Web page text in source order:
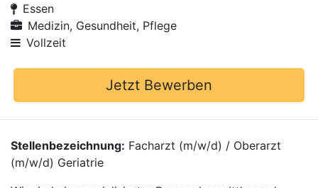
Essen
Medizin, Gesundheit, Pflege
Vollzeit
Jetzt Bewerben
Stellenbezeichnung: Facharzt (m/w/d) / Oberarzt
(m/w/d) Geriatrie